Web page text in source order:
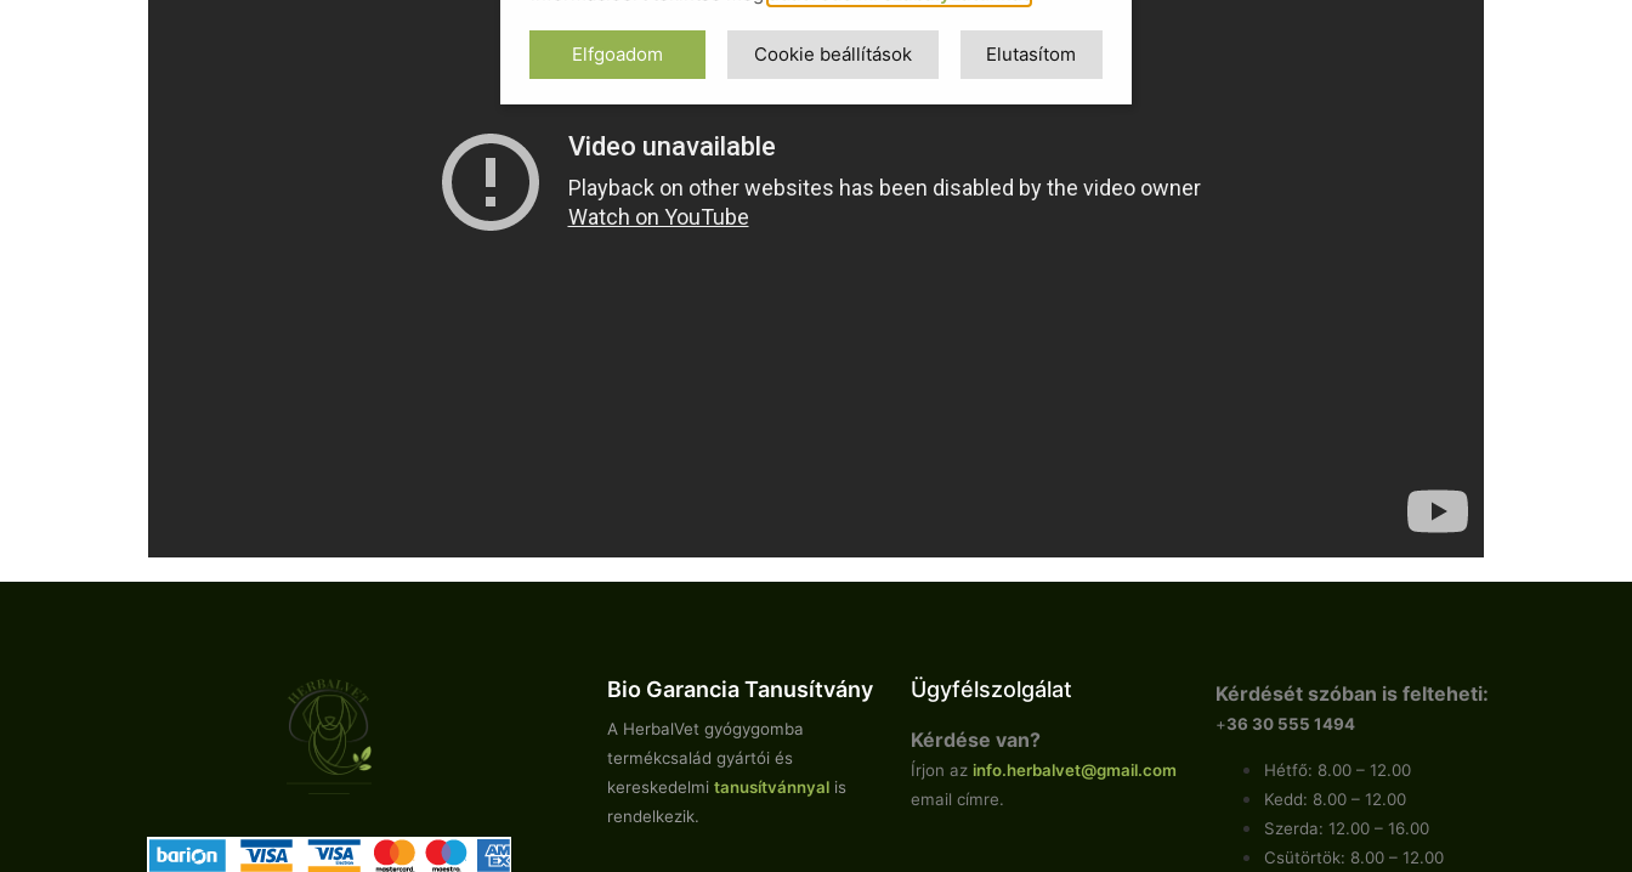
Bio Garancia Tanusítvány
A HerbalVet gyógygomba
termékcsalád gyártói és
kereskedelmi tanusítvánnyalis
rendelkezik.
Ügyfélszolgálat
Kérdése van?
Írjon az info.herbalvet@gmail.com
email címre.
Kérdését szóban is felteheti:
+36 30 555 1494
Hétfő: 8.00 – 12.00
Kedd: 8.00 – 12.00
Szerda: 12.00 – 16.00
Csütörtök: 8.00 – 12.00
Elfgoadom Cookie beállítások Elutasítom